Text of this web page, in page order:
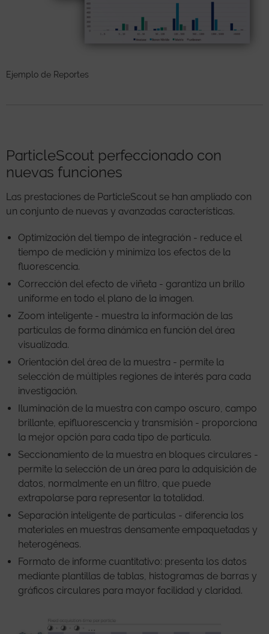
Ejemplo de Reportes
ParticleScout perfeccionado con
nuevas funciones
Las prestaciones de ParticleScout se han ampliado con
un conjunto de nuevas y avanzadas características.
Optimización del tiempo de integración - reduce el
tiempo de medición y minimiza los efectos de la
fluorescencia.
Corrección del efecto de viñeta - garantiza un brillo
uniforme en todo el plano de la imagen.
Zoom inteligente - muestra la información de las
partículas de forma dinámica en función del área
visualizada.
Orientación del área de la muestra - permite la
selección de múltiples regiones de interés para cada
investigación.
Iluminación de la muestra con campo oscuro, campo
brillante, epifluorescencia y transmisión - proporciona
la mejor opción para cada tipo de partícula.
Seccionamiento de la muestra en bloques circulares -
permite la selección de un área para la adquisición de
datos, normalmente en un filtro, que puede
extrapolarse para representar la totalidad.
Separación inteligente de partículas - diferencia los
materiales en muestras densamente empaquetadas y
heterogéneas.
Formato de informe cuantitativo: presenta los datos
mediante plantillas de tablas, histogramas de barras y
gráficos circulares para mayor facilidad y claridad.